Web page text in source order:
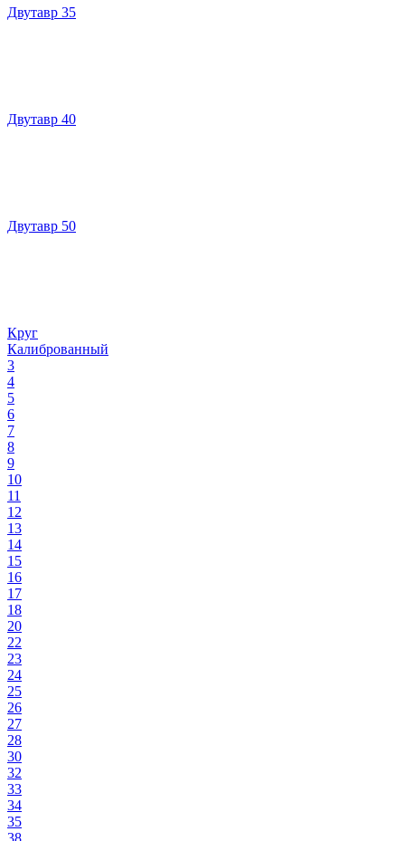
Двутавр 35
Двутавр 40
Двутавр 50
Круг
Калиброванный
3
4
5
6
7
8
9
10
11
12
13
14
15
16
17
18
20
22
23
24
25
26
27
28
30
32
33
34
35
38